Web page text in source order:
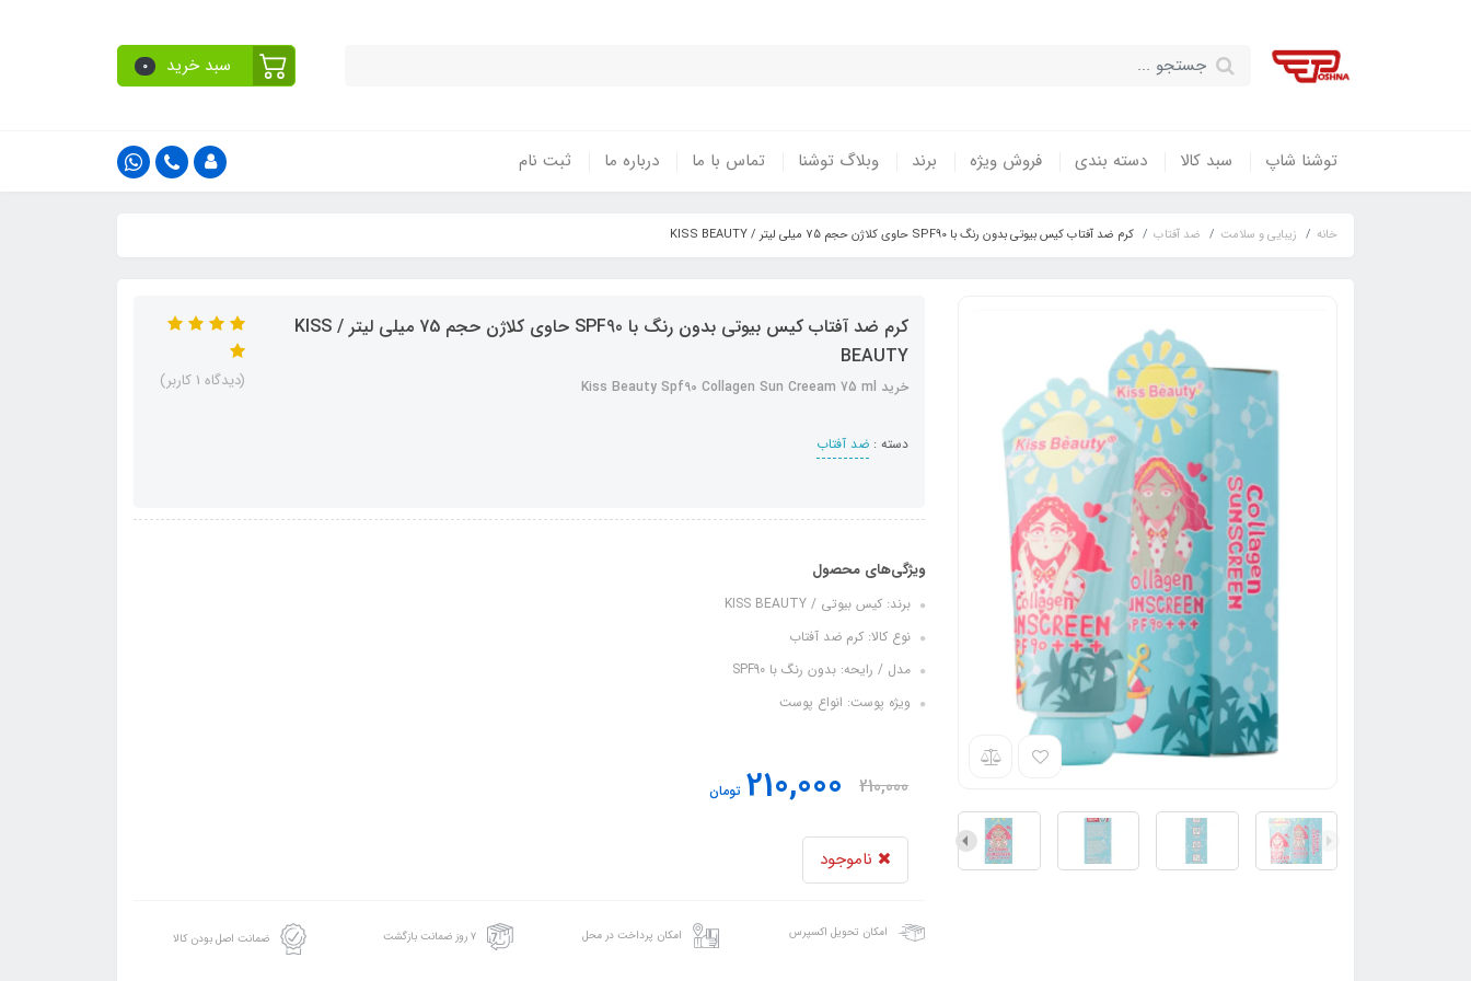
سبد خرید 0
توشنا شاپ سبد کالا دسته بندی فروش ویژه برند وبلاگ توشنا تماس با ما درباره ما ثبت نام
خانه زیبایی و سلامت ضد آفتاب کرم ضد آفتاب کیس بیوتی بدون رنگ با SPF90 حاوی کلا‌ژن حجم 75 میلی لیتر / KISS BEAUTY
کرم ضد آفتاب کیس بیوتی بدون رنگ با SPF90 حاوی کلا‌ژن حجم 75 میلی لیتر / KISS
BEAUTY
خرید Kiss Beauty Spf90 Collagen Sun Creeam 75 ml
دسته : ضد آفتاب
(دیدگاه 1 کاربر)
ویژگی‌های محصول
برند: کیس بیوتی / KISS BEAUTY
نوع کالا: کرم ضد آفتاب
مدل / رایحه: بدون رنگ با SPF90
ویژه پوست: انواع پوست
210,000
210,000 تومان
ناموجود
امکان تحویل اکسپرس امکان پرداخت در محل ۷ روز ضمانت بازگشت ضمانت اصل بودن کالا